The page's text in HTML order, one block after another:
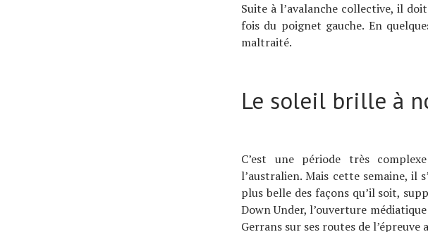
Suite à l’avalanche collective, il
fois du poignet gauche. En
maltraité.
Le soleil brille à
C’est une période très
l’australien. Mais cette semaine, il
plus belle des façons qu’il soit,
Down Under, l’ouverture
Gerrans sur ses routes de l’épreuve